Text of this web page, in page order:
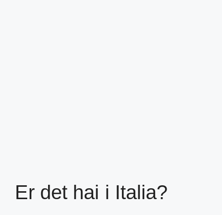
Er det hai i Italia?